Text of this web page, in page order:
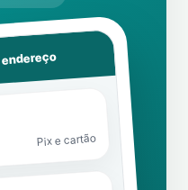
Pix e cartão